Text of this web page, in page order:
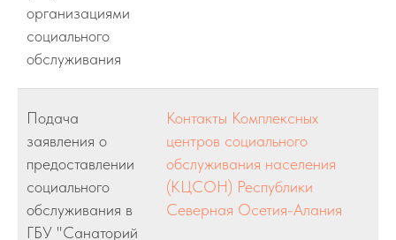
организациями
социального
обслуживания
Подача
заявления о
предоставлении
социального
обслуживания в
ГБУ "Санаторий
Контакты Комплексных
центров социального
обслуживания населения
(КЦСОН) Республики
Северная Осетия-Алания